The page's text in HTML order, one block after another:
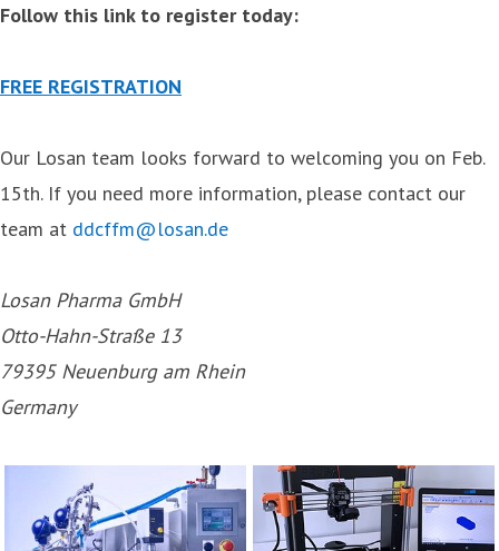
Follow this link to register today:
FREE REGISTRATION
Our Losan team looks forward to welcoming you on Feb.
15th. If you need more information, please contact our
team at ddcffm@losan.de
Losan Pharma GmbH
Otto-Hahn-Straße 13
79395 Neuenburg am Rhein
Germany